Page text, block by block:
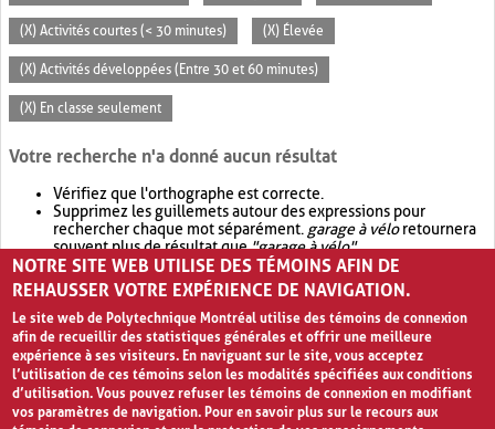
(X) Activités courtes (< 30 minutes) (X) Élevée
(X) Activités développées (Entre 30 et 60 minutes)
(X) En classe seulement
Votre recherche n'a donné aucun résultat
Vérifiez que l'orthographe est correcte.
Supprimez les guillemets autour des expressions pour
rechercher chaque mot séparément. garage à véloretournera
souvent plus de résultat que"garage à vélo".
Envisagez d'élargir votre recherche avec OR.garage OR vélo
retournera souvent plus de résultat quegarage à vélo
NOTRE SITE WEB UTILISE DES TÉMOINS AFIN DE
REHAUSSER VOTRE EXPÉRIENCE DE NAVIGATION.
Le site web de Polytechnique Montréal utilise des témoins de connexion
afin de recueillir des statistiques générales et offrir une meilleure
expérience à ses visiteurs. En naviguant sur le site, vous acceptez
l’utilisation de ces témoins selon les modalités spécifiées aux conditions
d’utilisation. Vous pouvez refuser les témoins de connexion en modifiant
vos paramètres de navigation. Pour en savoir plus sur le recours aux